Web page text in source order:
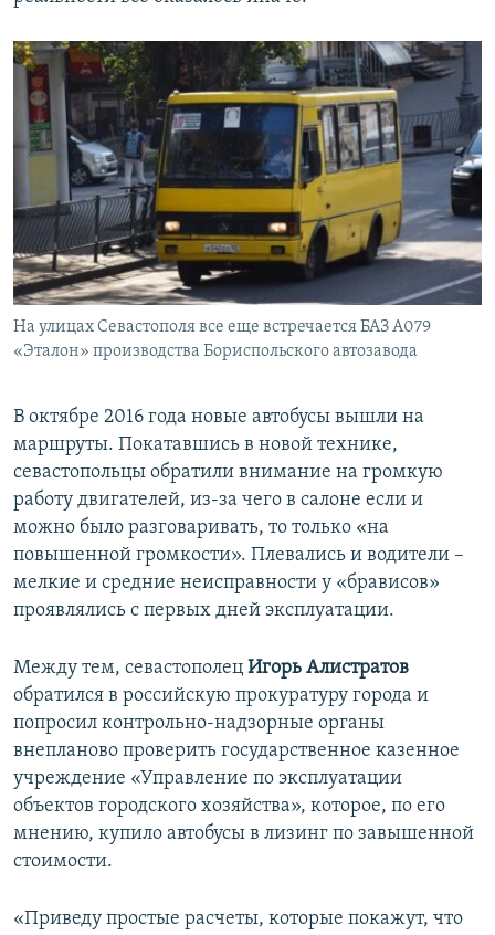
На улицах Севастополя все еще встречается БАЗ А079
«Эталон» производства Бориспольского автозавода
В октябре 2016 года новые автобусы вышли на
маршруты. Покатавшись в новой технике,
севастопольцы обратили внимание на громкую
работу двигателей, из-за чего в салоне если и
можно было разговаривать, то только «на
повышенной громкости». Плевались и водители –
мелкие и средние неисправности у «брависов»
проявлялись с первых дней эксплуатации.
Между тем, севастополец Игорь Алистратов
обратился в российскую прокуратуру города и
попросил контрольно-надзорные органы
внепланово проверить государственное казенное
учреждение «Управление по эксплуатации
объектов городского хозяйства», которое, по его
мнению, купило автобусы в лизинг по завышенной
стоимости.
«Приведу простые расчеты, которые покажут, что